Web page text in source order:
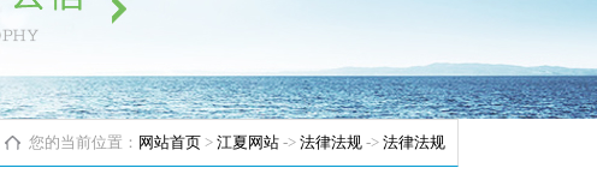
您的当前位置： 网站首页> 江夏网站-> 法律法规-> 法律法规